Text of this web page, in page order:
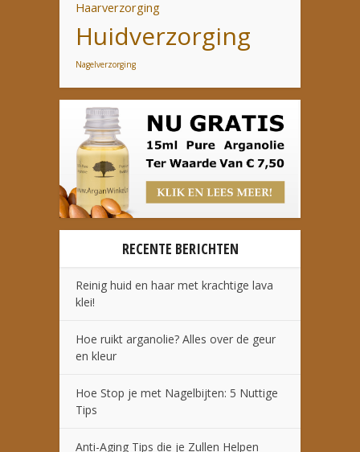
Haarverzorging
Huidverzorging
Nagelverzorging
RECENTE BERICHTEN
Reinig huid en haar met krachtige lava
klei!
Hoe ruikt arganolie? Alles over de geur
en kleur
Hoe Stop je met Nagelbijten: 5 Nuttige
Tips
Anti-Aging Tips die je Zullen Helpen